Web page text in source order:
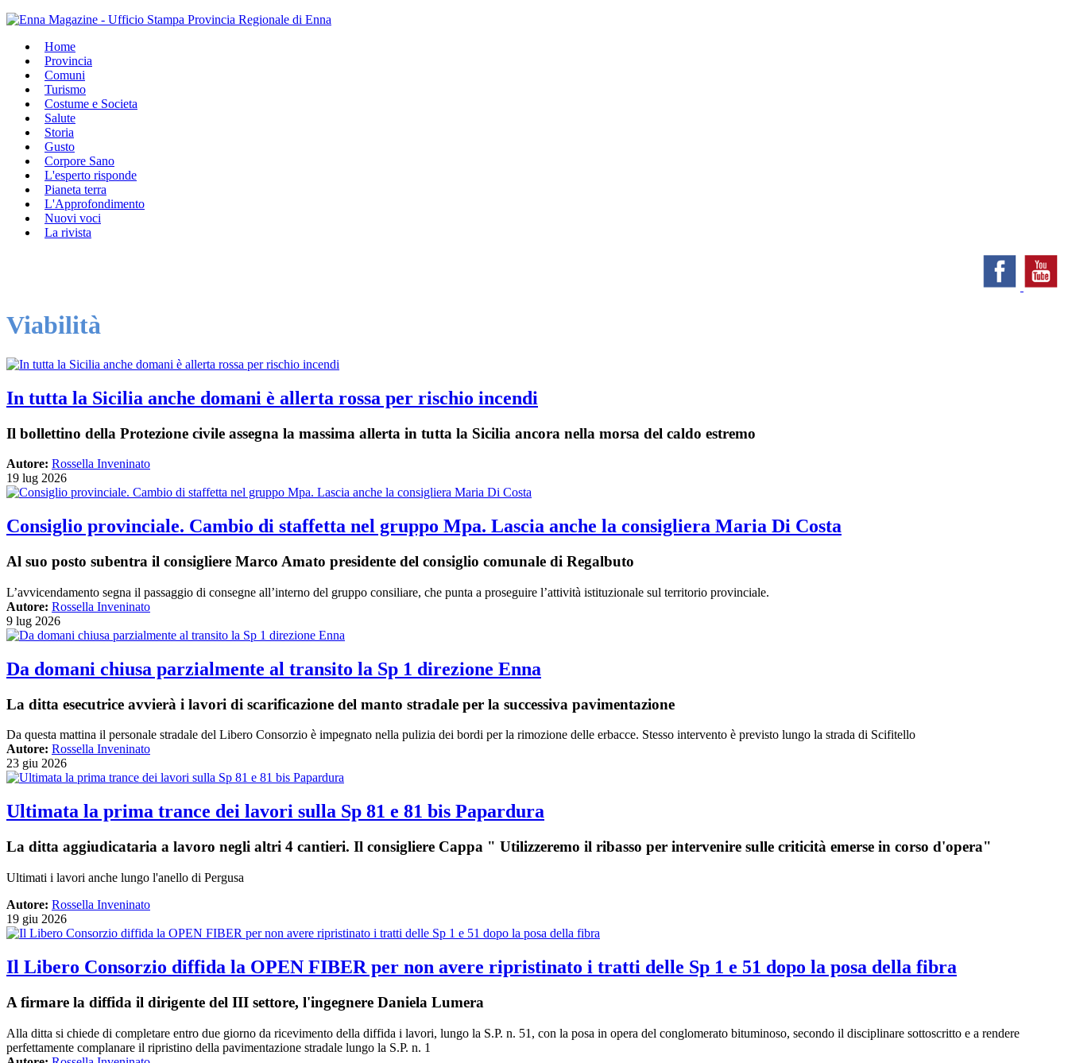
Home
Provincia
Comuni
Turismo
Costume e Societa
Salute
Storia
Gusto
Corpore Sano
L'esperto risponde
Pianeta terra
L'Approfondimento
Nuovi voci
La rivista
Viabilità
In tutta la Sicilia anche domani è allerta rossa per rischio incendi
Il bollettino della Protezione civile assegna la massima allerta in tutta la Sicilia ancora nella morsa del caldo estremo
Autore: Rossella Inveninato
19 lug 2026
Consiglio provinciale. Cambio di staffetta nel gruppo Mpa. Lascia anche la consigliera Maria Di Costa
Al suo posto subentra il consigliere Marco Amato presidente del consiglio comunale di Regalbuto
L’avvicendamento segna il passaggio di consegne all’interno del gruppo consiliare, che punta a proseguire l’attività istituzionale sul territorio provinciale.
Autore: Rossella Inveninato
9 lug 2026
Da domani chiusa parzialmente al transito la Sp 1 direzione Enna
La ditta esecutrice avvierà i lavori di scarificazione del manto stradale per la successiva pavimentazione
Da questa mattina il personale stradale del Libero Consorzio è impegnato nella pulizia dei bordi per la rimozione delle erbacce. Stesso intervento è previsto lungo la strada di Scifitello
Autore: Rossella Inveninato
23 giu 2026
Ultimata la prima trance dei lavori sulla Sp 81 e 81 bis Papardura
La ditta aggiudicataria a lavoro negli altri 4 cantieri. Il consigliere Cappa " Utilizzeremo il ribasso per intervenire sulle criticità emerse in corso d'opera"
Ultimati i lavori anche lungo l'anello di Pergusa
Autore: Rossella Inveninato
19 giu 2026
Il Libero Consorzio diffida la OPEN FIBER per non avere ripristinato i tratti delle Sp 1 e 51 dopo la posa della fibra
A firmare la diffida il dirigente del III settore, l'ingegnere Daniela Lumera
Alla ditta si chiede di completare entro due giorno da ricevimento della diffida i lavori, lungo la S.P. n. 51, con la posa in opera del conglomerato bituminoso, secondo il disciplinare sottoscritto e a rendere
perfettamente complanare il ripristino della pavimentazione stradale lungo la S.P. n. 1